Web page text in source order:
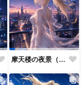
摩天楼の夜景（その１）